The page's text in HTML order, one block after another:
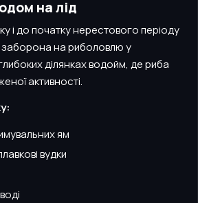
на лід
і до початку нерестового періоду
заборона на риболовлю у
ділянках водойм, де риба
активності.
ям
вудки